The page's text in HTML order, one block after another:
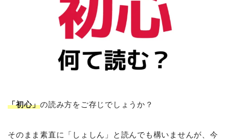
「初心」の読み方をご存じでしょうか？
そのまま素直に「しょしん」と読んでも構いませんが、今